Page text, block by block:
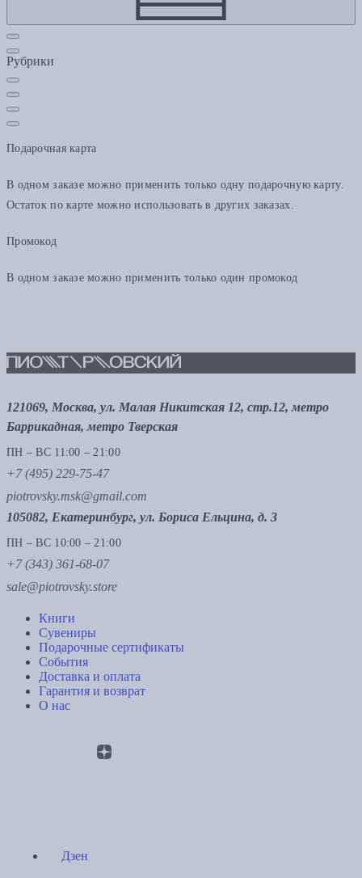
Рубрики
Подарочная карта
В одном заказе можно применить только одну подарочную карту.
Остаток по карте можно использовать в других заказах.
Промокод
В одном заказе можно применить только один промокод
121069, Москва, ул. Малая Никитская 12, стр.12, метро
Баррикадная, метро Тверская
ПН – ВС 11:00 – 21:00
+7 (495) 229-75-47
piotrovsky.msk@gmail.com
105082, Екатеринбург, ул. Бориса Ельцина, д. 3
ПН – ВС 10:00 – 21:00
+7 (343) 361-68-07
sale@piotrovsky.store
Книги
Сувениры
Подарочные сертификаты
События
Доставка и оплата
Гарантия и возврат
О нас
Дзен